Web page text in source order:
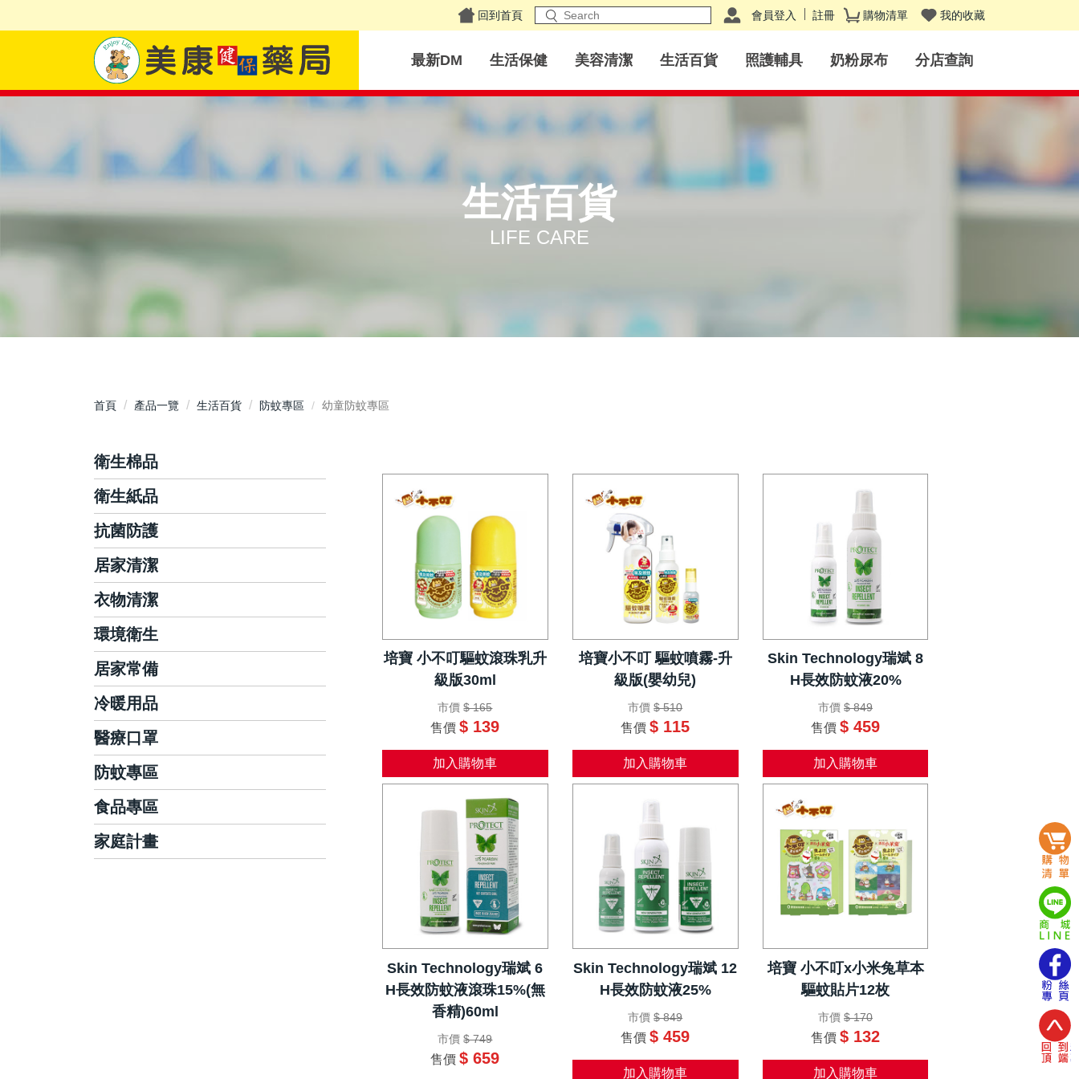
回到首頁 會員登入 註冊 購物清單 我的收藏
最新DM 生活保健 美容清潔 生活百貨 照護輔具 奶粉尿布 分店查詢
生活百貨
LIFE CARE
首頁 產品一覽 生活百貨 防蚊專區 幼童防蚊專區
培寶 小不叮驅蚊滾珠乳升
級版30ml
市價 $ 165
售價 $ 139
加入購物車
培寶小不叮 驅蚊噴霧-升
級版(嬰幼兒)
市價 $ 510
售價 $ 115
加入購物車
Skin Technology瑞斌 8
H長效防蚊液20%
市價 $ 849
售價 $ 459
加入購物車
Skin Technology瑞斌 6
H長效防蚊液滾珠15%(無
香精)60ml
市價 $ 749
售價 $ 659
Skin Technology瑞斌 12
H長效防蚊液25%
市價 $ 849
售價 $ 459
加入購物車
培寶 小不叮x小米兔草本
驅蚊貼片12枚
市價 $ 170
售價 $ 132
加入購物車
衛生棉品
護墊
日用衛生棉
夜用衛生棉
衛生棉條
衛生紙品
抽取式衛生紙
平版/捲筒式衛生紙
面紙/隨身包
廚房紙巾
抗菌防護
洗手乳/慕斯
手部抗菌/乾洗手
抗菌濕巾
藥用酒精/酒精濕巾
泡沫洗手機
居家清潔
碗盤/蔬果清潔
廚房清潔
玻璃清潔
浴室清潔
地板清潔
玩具/家具抗菌清潔
水管/馬通疏通
居家抗菌芳香
其他居家清潔
衣物清潔
洗衣精/粉
衣物柔軟芳香
衣物局部去漬
衣物漂白
環境衛生
環境消毒滅菌
環境芳香除臭
環境除濕相關
除蚊/驅蟲/滅鼠
居家常備
棉花棒
旅行小物/環保袋
一般/隨身包濕巾
體溫計/耳溫槍
家電用品
眼罩/耳塞
冷暖用品
退熱貼/冰枕/涼感巾
暖暖包/電熱毯
冷熱敷墊/冷熱敷袋
醫療口罩
成人醫用口罩
幼童醫用口罩
N95醫用口罩
3D立體口罩
防蚊專區
防蚊液/乳/貼片
幼童防蚊專區
食品專區
休閒零食
家庭計畫